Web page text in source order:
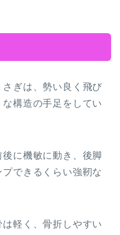
ぎは、勢い良く飛び
構造の手足をしてい
に機敏に動き、後脚
できるくらい強靭な
軽く、骨折しやすい